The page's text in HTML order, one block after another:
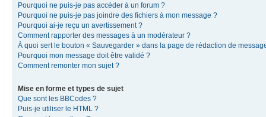
Pourquoi ne puis-je pas accéder à un forum ?
Pourquoi ne puis-je pas joindre des fichiers à mon message ?
Pourquoi ai-je reçu un avertissement ?
Comment rapporter des messages à un modérateur ?
À quoi sert le bouton « Sauvegarder » dans la page de rédaction de
Pourquoi mon message doit être validé ?
Comment remonter mon sujet ?
Mise en forme et types de sujet
Que sont les BBCodes ?
Puis-je utiliser le HTML ?